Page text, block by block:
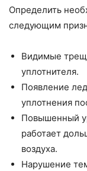
Определить
следующим
Видимые
уплотнителя.
Появление
уплотнения
Повышенный
работает
воздуха.
Нарушение